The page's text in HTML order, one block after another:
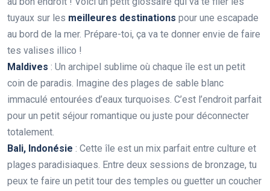
tuyaux sur les meilleures destinations pour une escapade
au bord de la mer. Prépare-toi, ça va te donner envie de faire
tes valises illico !
Maldives : Un archipel sublime où chaque île est un petit
coin de paradis. Imagine des plages de sable blanc
immaculé entourées d’eaux turquoises. C’est l’endroit parfait
pour un petit séjour romantique ou juste pour déconnecter
totalement.
Bali, Indonésie : Cette île est un mix parfait entre culture et
plages paradisiaques. Entre deux sessions de bronzage, tu
peux te faire un petit tour des temples ou guetter un coucher